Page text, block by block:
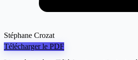
Stéphane Crozat
Télécharger le PDF